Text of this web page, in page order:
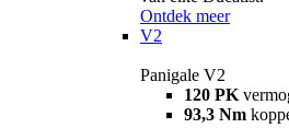
Ontdek meer
V2
Panigale V2
120 PK
93,3 Nm